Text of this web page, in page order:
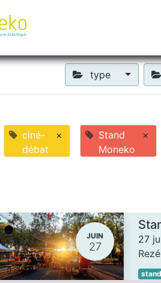
type
ciné-
débat
×
Stand
Moneko
×
JUIN
27
27
Rezé